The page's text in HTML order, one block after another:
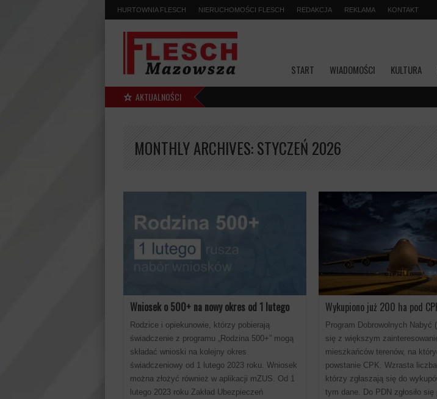
HURTOWNIA FLESCH NIERUCHOMOŚCI FLESCH REDAKCJA REKLAMA KONTAKT
START WIADOMOŚCI KULTURA
AKTUALNOŚCI
MONTHLY ARCHIVES:STYCZEŃ 2026
Wniosek o 500+ na nowy okres od 1 lutego
Rodzice i opiekunowie, którzy pobierają
świadczenie z programu „Rodzina 500+” mogą
składać wnioski na kolejny okres
świadczeniowy od 1 lutego 2023 roku. Wniosek
można złożyć również w aplikacji mZUS. Od 1
lutego 2023 roku Zakład Ubezpieczeń
Wykupiono już 200 ha pod
Program Dobrowolnych Nabyć
się z większym
mieszkańców terenów, na
powstanie CPK. Wzrasta
którzy zgłaszają się do
tym dane. Do PDN zgłosiło się